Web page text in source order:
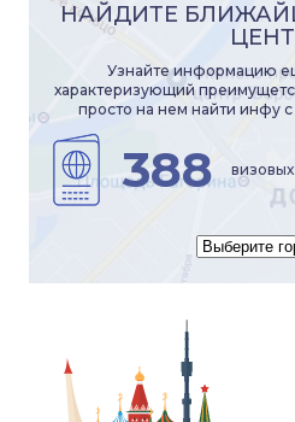
НАЙДИТЕ
Узнайте информацию
характеризующий
просто на нем найти инфу
388